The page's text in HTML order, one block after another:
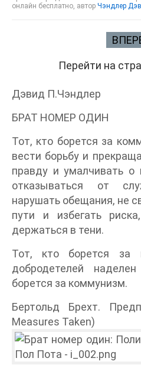
онлайн бесплатно, автор Чэндлер
Перейти на
Дэвид П.Чэндлер
БРАТ НОМЕР ОДИН
Тот, кто борется за
вести борьбу и
правду и умалчивать о
отказываться от
нарушать обещания, не
пути и избегать
держаться в тени.
Тот, кто борется за
добродетелей
борется за коммунизм.
Бертольд Брехт.
Measures Taken)